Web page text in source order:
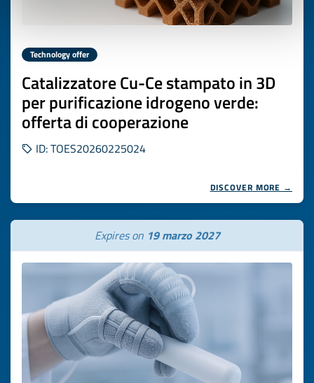
Technology offer
Catalizzatore Cu-Ce stampato in 3D
per purificazione idrogeno verde:
offerta di cooperazione
ID: TOES20260225024
DISCOVER MORE →
Expires on 19 marzo 2027